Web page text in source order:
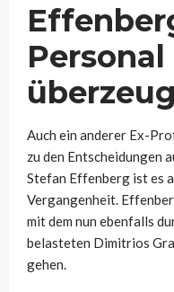
Auch ein anderer Ex-
zu den Entscheidungen
Stefan Effenberg ist es
Vergangenheit.
mit dem nun ebenfalls
belasteten Dimitrios
gehen.